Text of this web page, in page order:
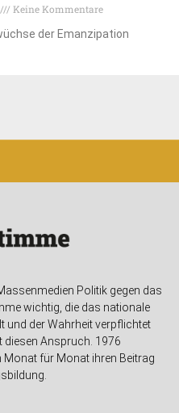
Keine Kommentare
der Emanzipation
Politik gegen das
wichtig, die das nationale
und der Wahrheit verpflichtet
diesen Anspruch. 1976
Monat für Monat ihren Beitrag